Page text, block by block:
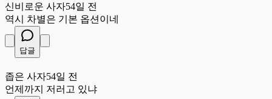
신비로운 사자54일 전
역시 차별은 기본 옵션이네
답글
좁은 사자54일 전
언제까지 저러고 있냐